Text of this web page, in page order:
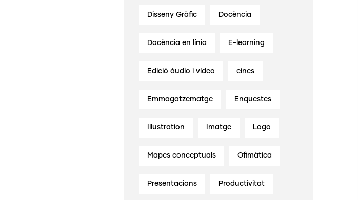
Disseny Gràfic Docència
Docència en línia E-learning
Edició àudio i vídeo eines
Emmagatzematge Enquestes
Illustration Imatge Logo
Mapes conceptuals Ofimàtica
Presentacions Productivitat